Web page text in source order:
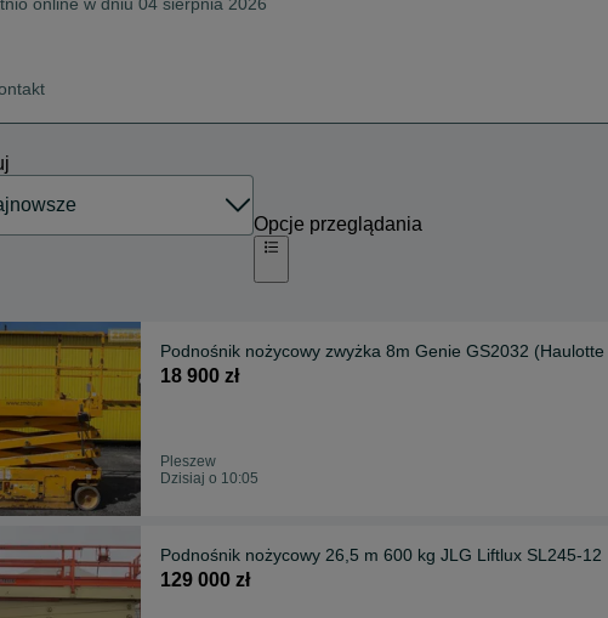
Opcje przeglądania
Podnośnik nożycowy zwyżka 8m Genie GS2032
18 900 zł
Pleszew
Dzisiaj o 10:05
Podnośnik nożycowy 26,5 m 600 kg JLG Liftlux SL245-12
129 000 zł